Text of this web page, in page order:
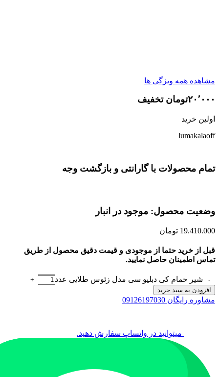
مشاهده همه ویژگی ها
۲۰٬۰۰۰تومان تخفیف
اولین خرید
lumakalaoff
تمام محصولات با گارانتی و بازگشت وجه
وضعیت محصول: موجود در انبار
19.410.000 تومان
قبل از خرید حتما از موجودی و قیمت دقیق محصول از طریق
تماس اطمینان حاصل نمایید.
شیر حمام کی دبلیو سی مدل زئوس طلایی عدد
افزودن به سبد خرید
مشاوره رایگان 09126197030
میتوانید در واتساپ سفارش دهید.